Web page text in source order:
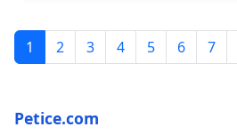
1 2 3 4 5 6 7
Petice.com